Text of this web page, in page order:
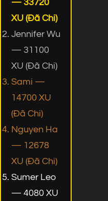
— 33720
XU (Đã Chi)
Jennifer Wu
— 31100
XU (Đã Chi)
Sami —
14700 XU
(Đã Chi)
Nguyen Ha
— 12678
XU (Đã Chi)
Sumer Leo
— 4080 XU